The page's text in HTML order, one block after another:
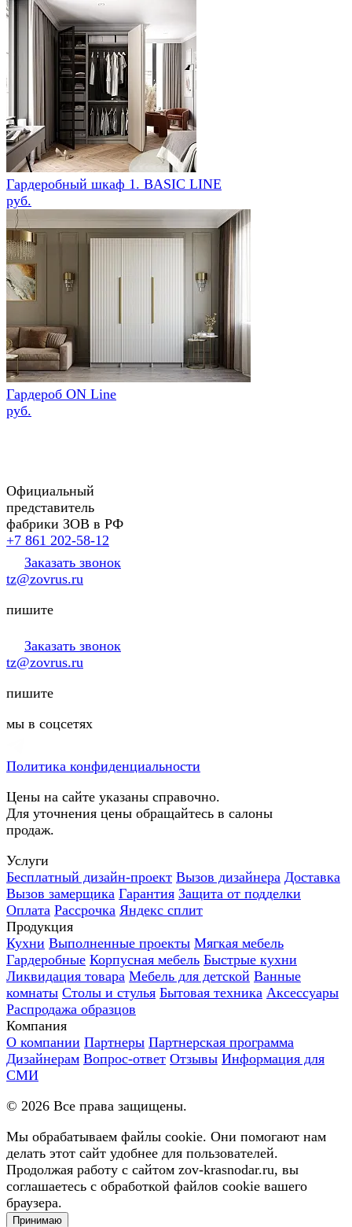
Гардеробный шкаф 1. BASIC LINE
руб.
Гардероб ON Line
руб.
Официальный
представитель
фабрики ЗОВ в РФ
+7 861 202-58-12
Заказать звонок
tz@zovrus.ru
пишите
Заказать звонок
tz@zovrus.ru
пишите
мы в соцсетях
Политика конфиденциальности
Цены на сайте указаны справочно.
Для уточнения цены обращайтесь в салоны
продаж.
Услуги
Бесплатный дизайн-проект Вызов дизайнера Доставка
Вызов замерщика Гарантия Защита от подделки
Оплата Рассрочка Яндекс сплит
Продукция
Кухни Выполненные проекты Мягкая мебель
Гардеробные Корпусная мебель Быстрые кухни
Ликвидация товара Мебель для детской Ванные
комнаты Столы и стулья Бытовая техника Аксессуары
Распродажа образцов
Компания
О компании Партнеры Партнерская программа
Дизайнерам Вопрос-ответ Отзывы Информация для
СМИ
© 2026 Все права защищены.
Мы обрабатываем файлы cookie. Они помогают нам
делать этот сайт удобнее для пользователей.
Продолжая работу с сайтом zov-krasnodar.ru, вы
соглашаетесь с обработкой файлов cookie вашего
браузера.
Принимаю